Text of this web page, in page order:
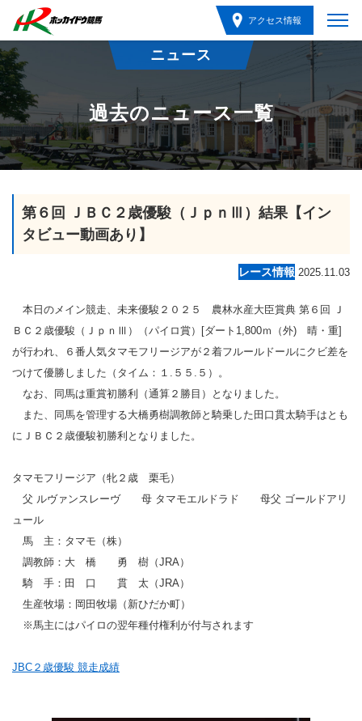
アクセス情報
ニュース
過去のニュース一覧
第６回 ＪＢＣ２歳優駿（ＪｐｎⅢ）結果【イン
タビュー動画あり】
レース情報 2025.11.03
本日のメイン競走、未来優駿２０２５ 農林水産大臣賞典 第６回 Ｊ
ＢＣ２歳優駿（ＪｐｎⅢ）（パイロ賞）[ダート1,800ｍ（外) 晴・重]
が行われ、６番人気タマモフリージアが２着フルールドールにクビ差を
つけて優勝しました（タイム：１.５５.５）。
なお、同馬は重賞初勝利（通算２勝目）となりました。
また、同馬を管理する大橋勇樹調教師と騎乗した田口貫太騎手はとも
にＪＢＣ２歳優駿初勝利となりました。
タマモフリージア（牝２歳 栗毛）
父 ルヴァンスレーヴ 母 タマモエルドラド 母父 ゴールドアリ
ュール
馬 主：タマモ（株）
調教師：大 橋 勇 樹（JRA）
騎 手：田 口 貫 太（JRA）
生産牧場：岡田牧場（新ひだか町）
※馬主にはパイロの翌年種付権利が付与されます
JBC２歳優駿 競走成績